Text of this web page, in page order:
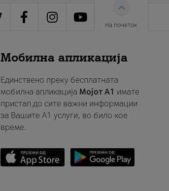
На почеток
Мобилна апликација
Единствено преку бесплатната
мобилна апликација Мојот A1 имате
пристап до сите важни информации
за Вашите A1 услуги, во било кое
време.